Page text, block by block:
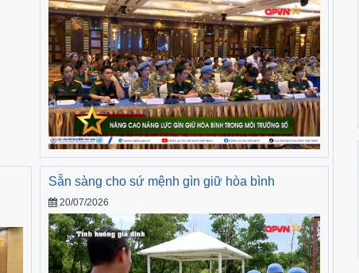
Sẵn sàng cho sứ mệnh gìn giữ hòa bình
20/07/2026